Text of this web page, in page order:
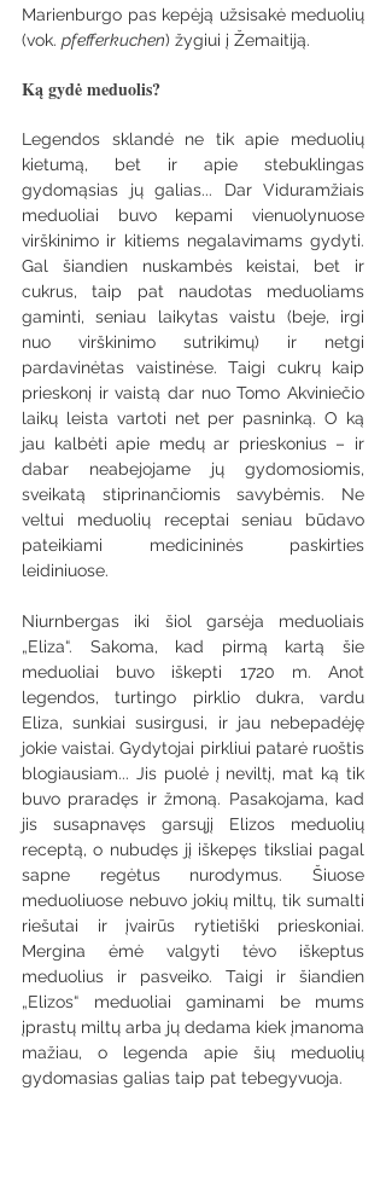
Marienburgo pas kepėją užsisakė meduolių
(vok. pfefferkuchen) žygiui į Žemaitiją.
Ką gydė meduolis?
Legendos sklandė ne tik apie meduolių
kietumą, bet ir apie stebuklingas
gydomąsias jų galias... Dar Viduramžiais
meduoliai buvo kepami vienuolynuose
virškinimo ir kitiems negalavimams gydyti.
Gal šiandien nuskambės keistai, bet ir
cukrus, taip pat naudotas meduoliams
gaminti, seniau laikytas vaistu (beje, irgi
nuo virškinimo sutrikimų) ir netgi
pardavinėtas vaistinėse. Taigi cukrų kaip
prieskonį ir vaistą dar nuo Tomo Akviniečio
laikų leista vartoti net per pasninką. O ką
jau kalbėti apie medų ar prieskonius – ir
dabar neabejojame jų gydomosiomis,
sveikatą stiprinančiomis savybėmis. Ne
veltui meduolių receptai seniau būdavo
pateikiami medicininės paskirties
leidiniuose.
Niurnbergas iki šiol garsėja meduoliais
„Eliza“. Sakoma, kad pirmą kartą šie
meduoliai buvo iškepti 1720 m. Anot
legendos, turtingo pirklio dukra, vardu
Eliza, sunkiai susirgusi, ir jau nebepadėję
jokie vaistai. Gydytojai pirkliui patarė ruoštis
blogiausiam... Jis puolė į neviltį, mat ką tik
buvo praradęs ir žmoną. Pasakojama, kad
jis susapnavęs garsųjį Elizos meduolių
receptą, o nubudęs jį iškepęs tiksliai pagal
sapne regėtus nurodymus. Šiuose
meduoliuose nebuvo jokių miltų, tik sumalti
riešutai ir įvairūs rytietiški prieskoniai.
Mergina ėmė valgyti tėvo iškeptus
meduolius ir pasveiko. Taigi ir šiandien
„Elizos“ meduoliai gaminami be mums
įprastų miltų arba jų dedama kiek įmanoma
mažiau, o legenda apie šių meduolių
gydomasias galias taip pat tebegyvuoja.